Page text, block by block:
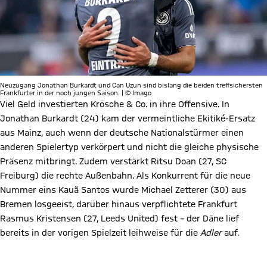
Neuzugang Jonathan Burkardt und Can Uzun sind bislang die beiden treffsichersten
Frankfurter in der noch jungen Saison. | © Imago
Viel Geld investierten Krösche & Co. in ihre Offensive. In
Jonathan Burkardt (24) kam der vermeintliche Ekitiké-Ersatz
aus Mainz, auch wenn der deutsche Nationalstürmer einen
anderen Spielertyp verkörpert und nicht die gleiche physische
Präsenz mitbringt. Zudem verstärkt Ritsu Doan (27, SC
Freiburg) die rechte Außenbahn. Als Konkurrent für die neue
Nummer eins Kauã Santos wurde Michael Zetterer (30) aus
Bremen losgeeist, darüber hinaus verpflichtete Frankfurt
Rasmus Kristensen (27, Leeds United) fest – der Däne lief
bereits in der vorigen Spielzeit leihweise für die Adlerauf.